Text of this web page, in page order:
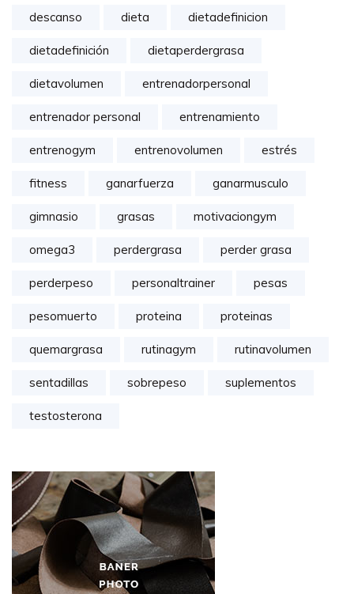
descanso dieta dietadefinicion
dietadefinición dietaperdergrasa
dietavolumen entrenadorpersonal
entrenador personal entrenamiento
entrenogym entrenovolumen estrés
fitness ganarfuerza ganarmusculo
gimnasio grasas motivaciongym
omega3 perdergrasa perder grasa
perderpeso personaltrainer pesas
pesomuerto proteina proteinas
quemargrasa rutinagym rutinavolumen
sentadillas sobrepeso suplementos
testosterona